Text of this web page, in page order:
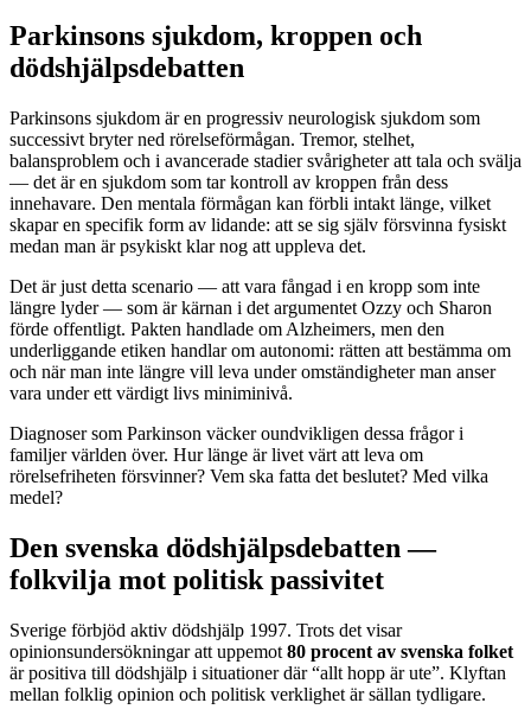
Parkinsons sjukdom, kroppen och
dödshjälpsdebatten
Parkinsons sjukdom är en progressiv neurologisk sjukdom som
successivt bryter ned rörelseförmågan. Tremor, stelhet,
balansproblem och i avancerade stadier svårigheter att tala och svälja
— det är en sjukdom som tar kontroll av kroppen från dess
innehavare. Den mentala förmågan kan förbli intakt länge, vilket
skapar en specifik form av lidande: att se sig själv försvinna fysiskt
medan man är psykiskt klar nog att uppleva det.
Det är just detta scenario — att vara fångad i en kropp som inte
längre lyder — som är kärnan i det argumentet Ozzy och Sharon
förde offentligt. Pakten handlade om Alzheimers, men den
underliggande etiken handlar om autonomi: rätten att bestämma om
och när man inte längre vill leva under omständigheter man anser
vara under ett värdigt livs miniminivå.
Diagnoser som Parkinson väcker oundvikligen dessa frågor i
familjer världen över. Hur länge är livet värt att leva om
rörelsefriheten försvinner? Vem ska fatta det beslutet? Med vilka
medel?
Den svenska dödshjälpsdebatten —
folkvilja mot politisk passivitet
Sverige förbjöd aktiv dödshjälp 1997. Trots det visar
opinionsundersökningar att uppemot 80 procent av svenska folket
är positiva till dödshjälp i situationer där “allt hopp är ute”. Klyftan
mellan folklig opinion och politisk verklighet är sällan tydligare.